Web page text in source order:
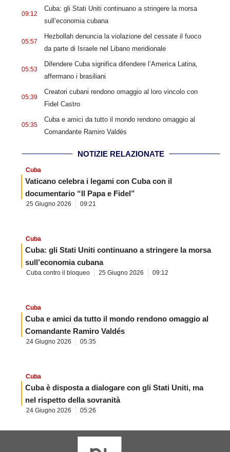
09:12
Cuba: gli Stati Uniti continuano a stringere la morsa
sull’economia cubana
05:57
Hezbollah denuncia la violazione del cessate il fuoco
da parte di Israele nel Libano meridionale
05:53
Difendere Cuba significa difendere l’America Latina,
affermano i brasiliani
05:39
Creatori cubani rendono omaggio al loro vincolo con
Fidel Castro
05:35
Cuba e amici da tutto il mondo rendono omaggio al
Comandante Ramiro Valdés
NOTIZIE RELAZIONATE
Cuba
Vaticano celebra i legami con Cuba con il
documentario “Il Papa e Fidel”
25 Giugno 2026 09:21
Cuba
Cuba: gli Stati Uniti continuano a stringere la morsa
sull’economia cubana
Cuba contro il bloqueo 25 Giugno 2026 09:12
Cuba
Cuba e amici da tutto il mondo rendono omaggio al
Comandante Ramiro Valdés
24 Giugno 2026 05:35
Cuba
Cuba è disposta a dialogare con gli Stati Uniti, ma
nel rispetto della sovranità
24 Giugno 2026 05:26